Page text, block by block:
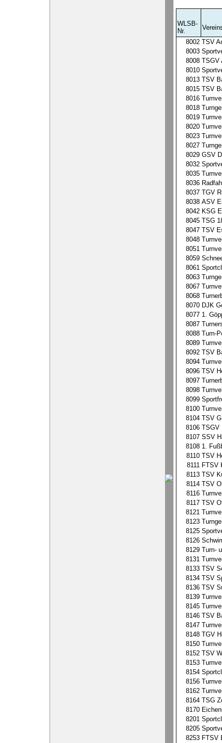
WLSB-
Nr.
8002 TSV
8003
8008 TSGV
8010
8013 TSV
8015 TSV
8016
8018
8019
8020
8023
8027
8029 GSV
8032
8035
8036
8037 TGV
8038 ASV
8042 KSG
8045 TSG
8047 TSV
8048
8051
8059
8061
8063
8067
8068
8070 DJK
8077 1.
8087
8088 Turn-
8089
8092 TSV
8094
8096 TSV
8097
8098
8099
8100
8104 TSV
8106 TSGV
8107 SSV
8108 1.
8110 TSV
8111 FTSV
8113 TSV
8114 TSV
8116
8117 TSV
8121
8123
8125
8126
8129 Turn-
8131
8133 TSV
8134 TSV
8136 TSV
8139
8145
8146 TSV
8147
8148 TGV
8150
8152 TSV
8153
8154
8156
8162
8164 TSG
8170
8201
8205
8253 FTSV